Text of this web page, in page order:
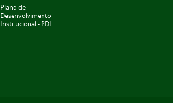
Plano de
Desenvolvimento
Institucional - PDI